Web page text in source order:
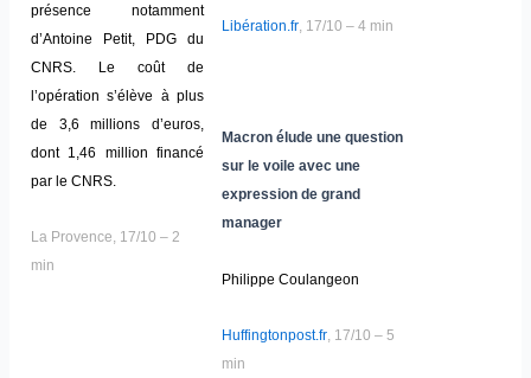
présence notamment
d’Antoine Petit, PDG du
CNRS. Le coût de
l’opération s’élève à plus
de 3,6 millions d’euros,
dont 1,46 million financé
par le CNRS.
La Provence, 17/10 – 2
min
Libération.fr, 17/10 – 4 min
Macron élude une question
sur le voile avec une
expression de grand
manager
Philippe Coulangeon
Huffingtonpost.fr, 17/10 – 5
min